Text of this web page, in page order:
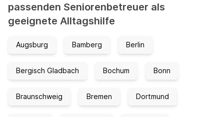
passenden Seniorenbetreuer als
geeignete Alltagshilfe
Augsburg Bamberg Berlin
Bergisch Gladbach Bochum Bonn
Braunschweig Bremen Dortmund